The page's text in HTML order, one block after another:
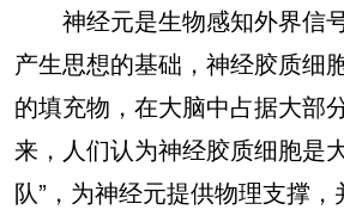
神经元是生物感知外界信
产生思想的基础，神经胶质细
的填充物，在大脑中占据大部
来，人们认为神经胶质细胞是
队”，为神经元提供物理支撑